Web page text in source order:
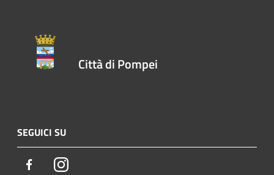
Città di Pompei
SEGUICI SU
FacebookInstagram